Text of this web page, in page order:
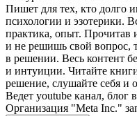
Пишет для тех, кто долго
психологии и эзотерики.
практика, опыт. Прочитав
и не решишь свой вопрос,
в решении. Весь контент
и интуиции. Читайте
решение, слушайте себя и
Ведет youtube канал, блог
Организация "Meta Inc."